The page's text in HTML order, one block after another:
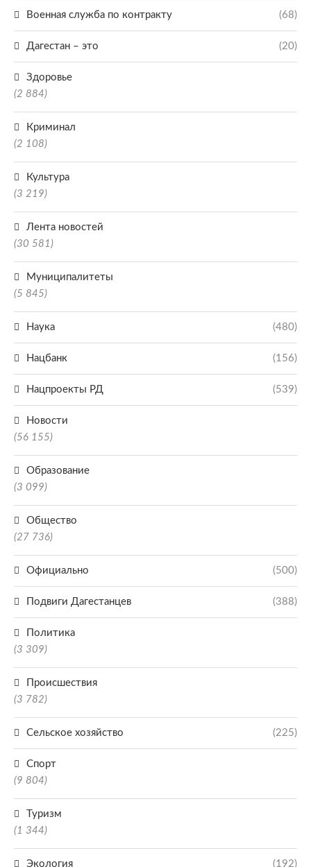
Военная служба по контракту (68)
Дагестан – это (20)
Здоровье
(2 884)
Криминал
(2 108)
Культура
(3 219)
Лента новостей
(30 581)
Муниципалитеты
(5 845)
Наука (480)
Нацбанк (156)
Нацпроекты РД (539)
Новости
(56 155)
Образование
(3 099)
Общество
(27 736)
Официально (500)
Подвиги Дагестанцев (388)
Политика
(3 309)
Происшествия
(3 782)
Сельское хозяйство (225)
Спорт
(9 804)
Туризм
(1 344)
Экология (192)